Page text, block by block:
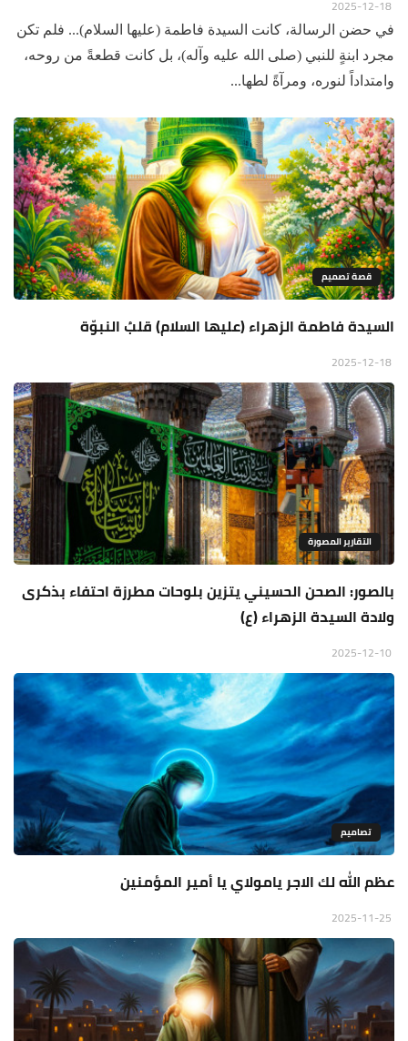
في حضن الرسالة، كانت السيدة فاطمة (عليها السلام)... فلم تكن
مجرد ابنةٍ للنبي (صلى الله عليه وآله)، بل كانت قطعةً من روحه،
وامتداداً لنوره، ومرآةً لطها...
قصة تصميم
السيدة فاطمة الزهراء (عليها السلام) قلبُ النبوّة
التقارير المصورة
بالصور: الصحن الحسيني يتزين بلوحات مطرزة احتفاء بذكرى
ولادة السيدة الزهراء (ع)
تصاميم
عظم الله لك الاجر يامولاي يا أمير المؤمنين